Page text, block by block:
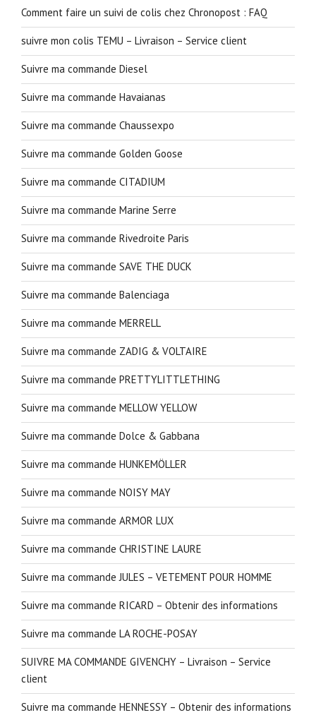
Comment faire un suivi de colis chez Chronopost : FAQ
suivre mon colis TEMU – Livraison – Service client
Suivre ma commande Diesel
Suivre ma commande Havaianas
Suivre ma commande Chaussexpo
Suivre ma commande Golden Goose
Suivre ma commande CITADIUM
Suivre ma commande Marine Serre
Suivre ma commande Rivedroite Paris
Suivre ma commande SAVE THE DUCK
Suivre ma commande Balenciaga
Suivre ma commande MERRELL
Suivre ma commande ZADIG & VOLTAIRE
Suivre ma commande PRETTYLITTLETHING
Suivre ma commande MELLOW YELLOW
Suivre ma commande Dolce & Gabbana
Suivre ma commande HUNKEMÖLLER
Suivre ma commande NOISY MAY
Suivre ma commande ARMOR LUX
Suivre ma commande CHRISTINE LAURE
Suivre ma commande JULES – VETEMENT POUR HOMME
Suivre ma commande RICARD – Obtenir des informations
Suivre ma commande LA ROCHE-POSAY
SUIVRE MA COMMANDE GIVENCHY – Livraison – Service
client
Suivre ma commande HENNESSY – Obtenir des informations